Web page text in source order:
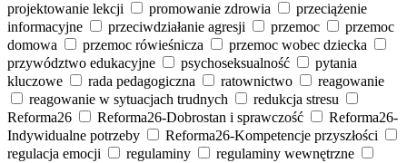
projektowanie lekcji
promowanie zdrowia
przeciążenie
informacyjne
przeciwdziałanie agresji przemoc
przemoc
domowa
przemoc rówieśnicza
przemoc wobec dziecka
przywództwo edukacyjne
psychoseksualność
pytania
kluczowe
rada pedagogiczna ratownictwo
reagowanie
reagowanie w sytuacjach trudnych
redukcja stresu
Reforma26
Reforma26-Dobrostan i sprawczość
Reforma26-
Indywidualne potrzeby
Reforma26-Kompetencje przyszłości
regulacja emocji
regulaminy
regulaminy wewnętrzne